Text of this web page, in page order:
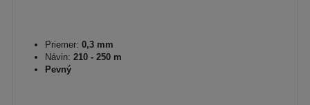
Priemer: 0,3 mm
Návin: 210 - 250 m
Pevný